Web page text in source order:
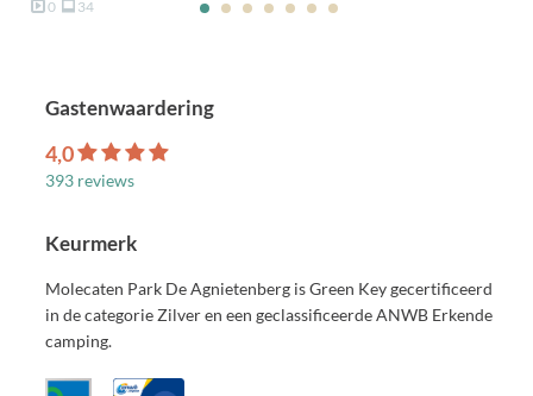
0 34
Gastenwaardering
4,0
393 reviews
Keurmerk
Molecaten Park De Agnietenberg is Green Key gecertificeerd
in de categorie Zilver en een geclassificeerde ANWB Erkende
camping.